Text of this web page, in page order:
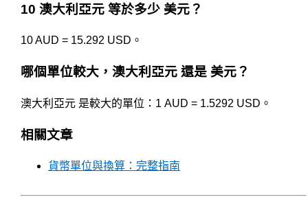
10 澳大利亞元 等於多少 美元？
10 AUD = 15.292 USD。
哪個單位較大，澳大利亞元 還是 美元？
澳大利亞元 是較大的單位：1 AUD = 1.5292 USD。
相關文章
貨幣單位與換算：完整指南